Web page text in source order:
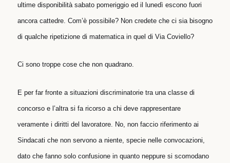
ultime disponibilità sabato pomeriggio ed il lunedì escono fuori
ancora cattedre. Com’è possibile? Non credete che ci sia bisogno
di qualche ripetizione di matematica in quel di Via Coviello?
Ci sono troppe cose che non quadrano.
E per far fronte a situazioni discriminatorie tra una classe di
concorso e l’altra si fa ricorso a chi deve rappresentare
veramente i diritti del lavoratore. No, non faccio riferimento ai
Sindacati che non servono a niente, specie nelle convocazioni,
dato che fanno solo confusione in quanto neppure si scomodano